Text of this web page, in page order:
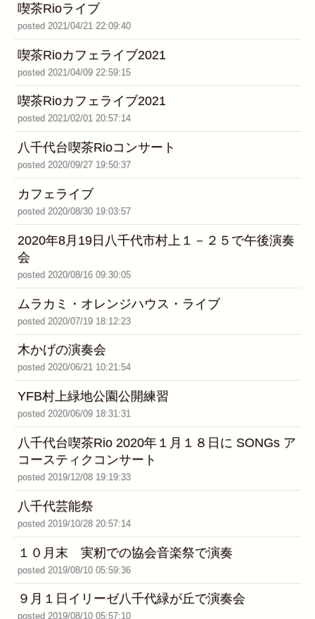
喫茶Rioライブ
posted 2021/04/21 22:09:40
喫茶Rioカフェライブ2021
posted 2021/04/09 22:59:15
喫茶Rioカフェライブ2021
posted 2021/02/01 20:57:14
八千代台喫茶Rioコンサート
posted 2020/09/27 19:50:37
カフェライブ
posted 2020/08/30 19:03:57
2020年8月19日八千代市村上１－２５で午後演奏
会
posted 2020/08/16 09:30:05
ムラカミ・オレンジハウス・ライブ
posted 2020/07/19 18:12:23
木かげの演奏会
posted 2020/06/21 10:21:54
YFB村上緑地公園公開練習
posted 2020/06/09 18:31:31
八千代台喫茶Rio 2020年１月１８日に SONGs ア
コースティクコンサート
posted 2019/12/08 19:19:33
八千代芸能祭
posted 2019/10/28 20:57:14
１０月末 実籾での協会音楽祭で演奏
posted 2019/08/10 05:59:36
９月１日イリーゼ八千代緑が丘で演奏会
posted 2019/08/10 05:57:10